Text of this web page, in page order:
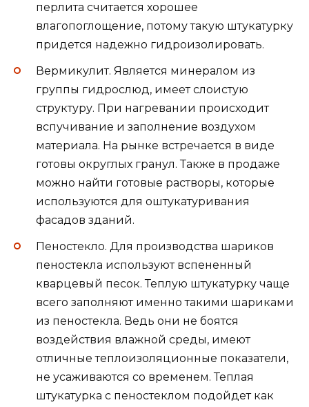
перлита считается хорошее
влагопоглощение, потому такую штукатурку
придется надежно гидроизолировать.
Вермикулит. Является минералом из
группы гидрослюд, имеет слоистую
структуру. При нагревании происходит
вспучивание и заполнение воздухом
материала. На рынке встречается в виде
готовы округлых гранул. Также в продаже
можно найти готовые растворы, которые
используются для оштукатуривания
фасадов зданий.
Пеностекло. Для производства шариков
пеностекла используют вспененный
кварцевый песок. Теплую штукатурку чаще
всего заполняют именно такими шариками
из пеностекла. Ведь они не боятся
воздействия влажной среды, имеют
отличные теплоизоляционные показатели,
не усаживаются со временем. Теплая
штукатурка с пеностеклом подойдет как